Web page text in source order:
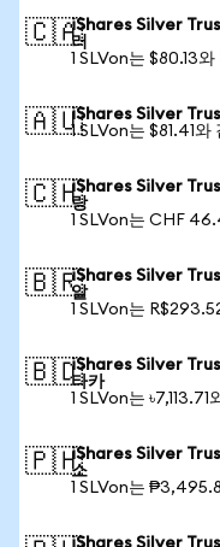
🇨🇦iShares Silver
러
1 SLVon는 $80.13와
🇦🇺iShares Silver
1 SLVon는 $81.41와
🇨🇭iShares Silver
랑
1 SLVon는 CHF
🇧🇷iShares Silver
알
1 SLVon는
🇧🇩iShares Silver
타카
1 SLVon는 ৳7,113.71
🇵🇭iShares Silver
소
1 SLVon는
iShares Silver